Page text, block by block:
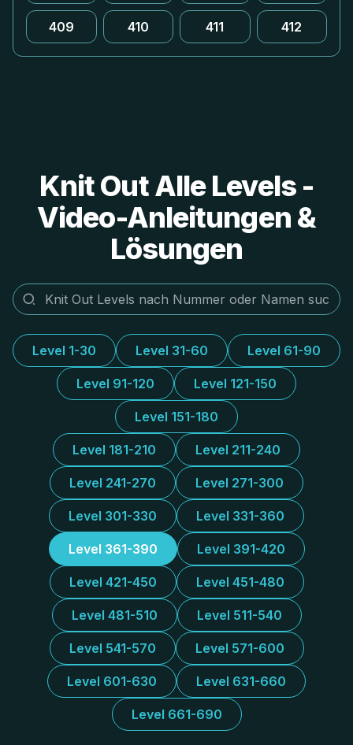
409 410 411 412
Knit Out Alle Levels -
Video-Anleitungen &
Lösungen
Level 1-30 Level 31-60 Level 61-90
Level 91-120 Level 121-150
Level 151-180
Level 181-210 Level 211-240
Level 241-270 Level 271-300
Level 301-330 Level 331-360
Level 361-390 Level 391-420
Level 421-450 Level 451-480
Level 481-510 Level 511-540
Level 541-570 Level 571-600
Level 601-630 Level 631-660
Level 661-690